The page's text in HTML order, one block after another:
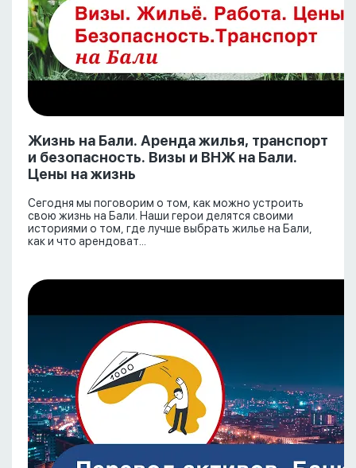
Жизнь на Бали. Аренда жилья, транспорт
и безопасность. Визы и ВНЖ на Бали.
Цены на жизнь
Сегодня мы поговорим о том, как можно устроить
свою жизнь на Бали. Наши герои делятся своими
историями о том, где лучше выбрать жилье на Бали,
как и что арендоват...